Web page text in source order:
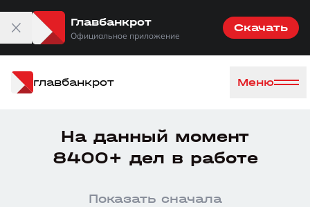
Главбанкрот
Официальное приложение
Скачать
главбанкрот Меню
На данный момент
8400+ дел в работе
Показать сначала